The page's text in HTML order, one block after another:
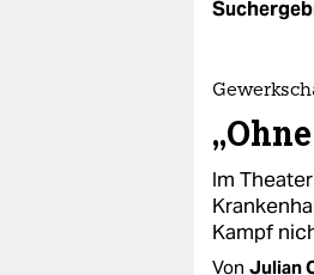
politik
kultur
sport
Im
Kampf
Von Julian